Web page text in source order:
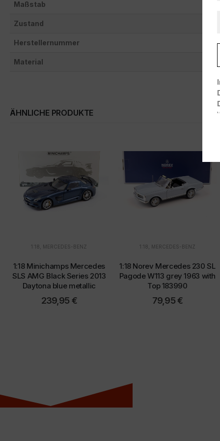
Maßstab
Zustand
Herstellernummer
Material
ÄHNLICHE PRODUKTE
1:18 MERCEDES-BENZ
1:18 Minichamps Mercedes
SLS AMG Black Series 2013
Daytona blue metallic
239,95 €
1:18 MERCEDES-BENZ
1:18 Norev Mercedes 230 SL
Pagode W113 grey 1963 with
Top 183990
79,95€